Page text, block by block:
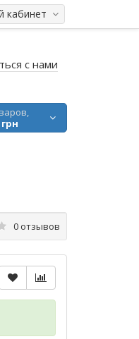
кабинет
с нами
грн
0 отзывов